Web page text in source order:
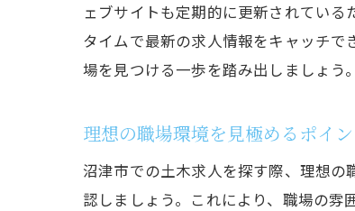
ェブサイトも定期的に更新されてい
タイムで最新の求人情報をキャッチ
場を見つける一歩を踏み出しましょう。
理想の職場環境を見極めるポイン
沼津市での土木求人を探す際、理想
認しましょう。これにより、職場の